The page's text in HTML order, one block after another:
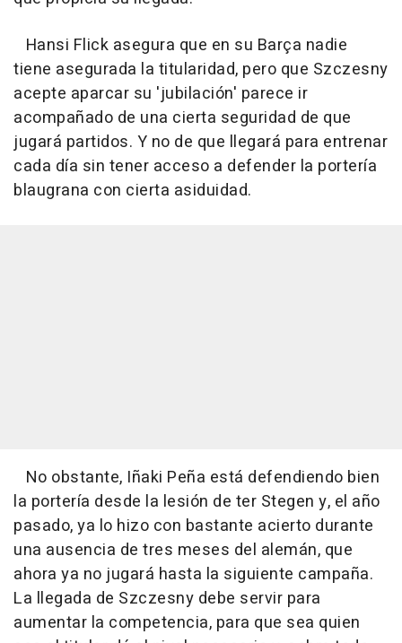
Hansi Flick asegura que en su Barça nadie
tiene asegurada la titularidad, pero que Szczesny
acepte aparcar su 'jubilación' parece ir
acompañado de una cierta seguridad de que
jugará partidos. Y no de que llegará para entrenar
cada día sin tener acceso a defender la portería
blaugrana con cierta asiduidad.
No obstante, Iñaki Peña está defendiendo bien
la portería desde la lesión de ter Stegen y, el año
pasado, ya lo hizo con bastante acierto durante
una ausencia de tres meses del alemán, que
ahora ya no jugará hasta la siguiente campaña.
La llegada de Szczesny debe servir para
aumentar la competencia, para que sea quien